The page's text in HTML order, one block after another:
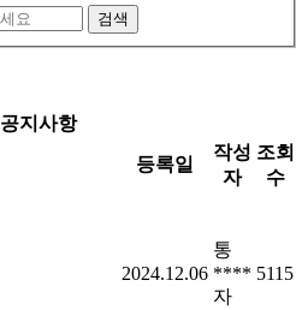
검색
공지사항
등록일
작성
자
조회
수
2024.12.06
통
****
자
5115